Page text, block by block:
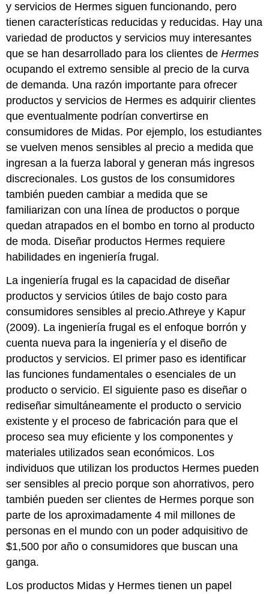
y servicios de Hermes siguen funcionando, pero
tienen características reducidas y reducidas. Hay una
variedad de productos y servicios muy interesantes
que se han desarrollado para los clientes deHermes
ocupando el extremo sensible al precio de la curva
de demanda. Una razón importante para ofrecer
productos y servicios de Hermes es adquirir clientes
que eventualmente podrían convertirse en
consumidores de Midas. Por ejemplo, los estudiantes
se vuelven menos sensibles al precio a medida que
ingresan a la fuerza laboral y generan más ingresos
discrecionales. Los gustos de los consumidores
también pueden cambiar a medida que se
familiarizan con una línea de productos o porque
quedan atrapados en el bombo en torno al producto
de moda. Diseñar productos Hermes requiere
habilidades en ingeniería frugal.
La ingeniería frugal es la capacidad de diseñar
productos y servicios útiles de bajo costo para
consumidores sensibles al precio.Athreye y Kapur
(2009). La ingeniería frugal es el enfoque borrón y
cuenta nueva para la ingeniería y el diseño de
productos y servicios. El primer paso es identificar
las funciones fundamentales o esenciales de un
producto o servicio. El siguiente paso es diseñar o
rediseñar simultáneamente el producto o servicio
existente y el proceso de fabricación para que el
proceso sea muy eficiente y los componentes y
materiales utilizados sean económicos. Los
individuos que utilizan los productos Hermes pueden
ser sensibles al precio porque son ahorrativos, pero
también pueden ser clientes de Hermes porque son
parte de los aproximadamente 4 mil millones de
personas en el mundo con un poder adquisitivo de
$1,500 por año o consumidores que buscan una
ganga.
Los productos Midas y Hermes tienen un papel